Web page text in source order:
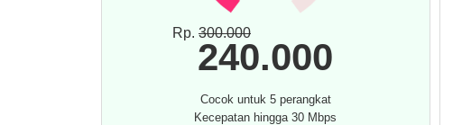
Rp. 300.000
240.000
Cocok untuk 5 perangkat
Kecepatan hingga 30 Mbps